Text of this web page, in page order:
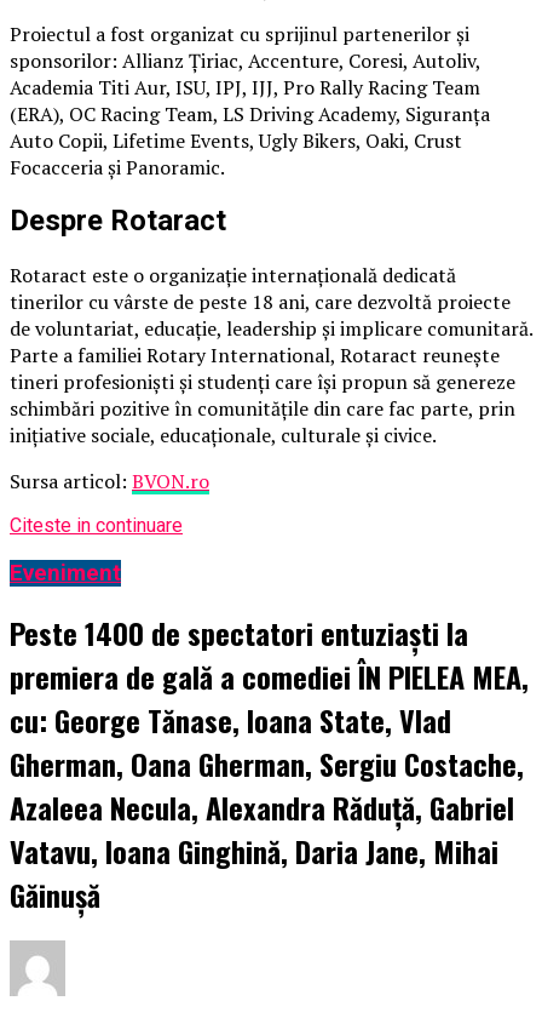
Proiectul a fost organizat cu sprijinul partenerilor și
sponsorilor: Allianz Țiriac, Accenture, Coresi, Autoliv,
Academia Titi Aur, ISU, IPJ, IJJ, Pro Rally Racing Team
(ERA), OC Racing Team, LS Driving Academy, Siguranța
Auto Copii, Lifetime Events, Ugly Bikers, Oaki, Crust
Focacceria și Panoramic.
Despre Rotaract
Rotaract este o organizație internațională dedicată
tinerilor cu vârste de peste 18 ani, care dezvoltă proiecte
de voluntariat, educație, leadership și implicare comunitară.
Parte a familiei Rotary International, Rotaract reunește
tineri profesioniști și studenți care își propun să genereze
schimbări pozitive în comunitățile din care fac parte, prin
inițiative sociale, educaționale, culturale și civice.
Sursa articol: BVON.ro
Citeste in continuare
Eveniment
Peste 1400 de spectatori entuziaști la
premiera de gală a comediei ÎN PIELEA MEA,
cu: George Tănase, Ioana State, Vlad
Gherman, Oana Gherman, Sergiu Costache,
Azaleea Necula, Alexandra Răduță, Gabriel
Vatavu, Ioana Ginghină, Daria Jane, Mihai
Găinușă